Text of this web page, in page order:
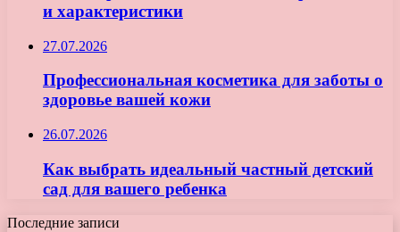
и характеристики
27.07.2026
Профессиональная косметика для заботы о
здоровье вашей кожи
26.07.2026
Как выбрать идеальный частный детский
сад для вашего ребенка
Последние записи